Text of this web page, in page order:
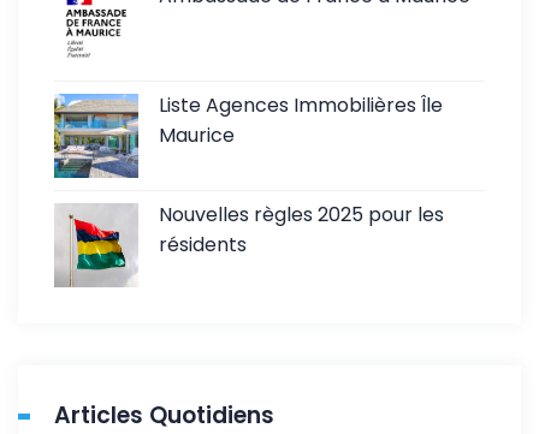
Liste Agences Immobilières Île
Maurice
Nouvelles règles 2025 pour les
résidents
Articles Quotidiens